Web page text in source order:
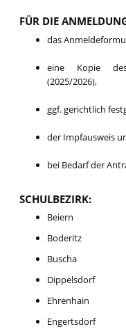
FÜR DIE
das
eine Kopie des
(2025/2026),
ggf. gerichtlich
der Impfausweis
bei Bedarf der
SCHULBEZIRK:
Beiern
Boderitz
Buscha
Dippelsdorf
Ehrenhain
Engertsdorf